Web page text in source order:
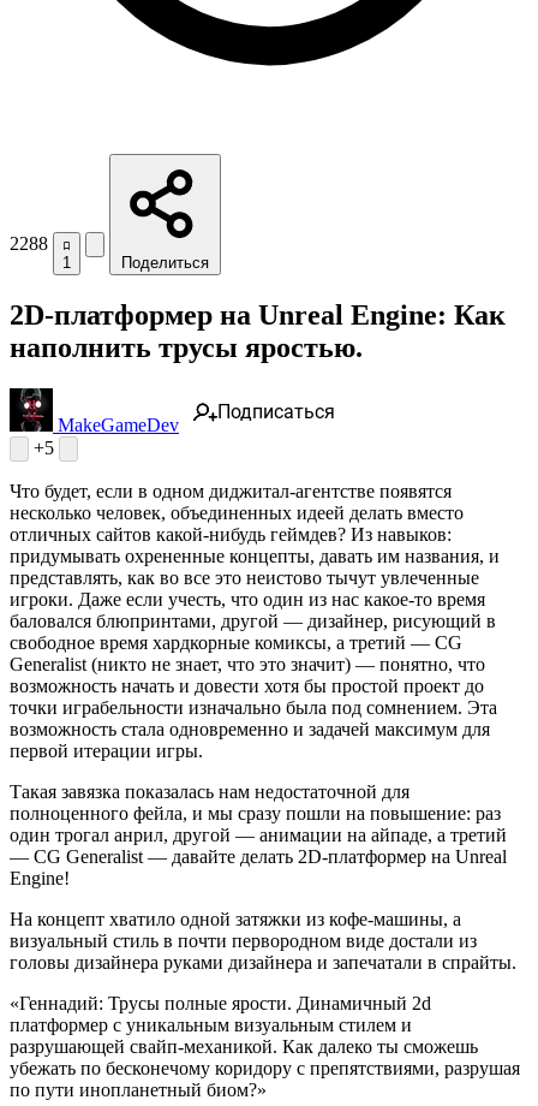
2288
1 Поделиться
2D-платформер на Unreal Engine: Как
наполнить трусы яростью.
MakeGameDev
Подписаться
+5
Что будет, если в одном диджитал-агентстве появятся
несколько человек, объединенных идеей делать вместо
отличных сайтов какой-нибудь геймдев? Из навыков:
придумывать охрененные концепты, давать им названия, и
представлять, как во все это неистово тычут увлеченные
игроки. Даже если учесть, что один из нас какое-то время
баловался блюпринтами, другой — дизайнер, рисующий в
свободное время хардкорные комиксы, а третий — CG
Generalist (никто не знает, что это значит) — понятно, что
возможность начать и довести хотя бы простой проект до
точки играбельности изначально была под сомнением. Эта
возможность стала одновременно и задачей максимум для
первой итерации игры.
Такая завязка показалась нам недостаточной для
полноценного фейла, и мы сразу пошли на повышение: раз
один трогал анрил, другой — анимации на айпаде, а третий
— CG Generalist — давайте делать 2D-платформер на Unreal
Engine!
На концепт хватило одной затяжки из кофе-машины, а
визуальный стиль в почти первородном виде достали из
головы дизайнера руками дизайнера и запечатали в спрайты.
«Геннадий: Трусы полные ярости. Динамичный 2d
платформер с уникальным визуальным стилем и
разрушающей свайп-механикой. Как далеко ты сможешь
убежать по бесконечому коридору с препятствиями, разрушая
по пути инопланетный биом?»